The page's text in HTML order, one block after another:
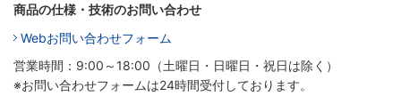
商品の仕様・技術のお問い合わせ
Webお問い合わせフォーム
営業時間：9:00～18:00（土曜日・日曜日・祝日は除く）
※お問い合わせフォームは24時間受付しております。